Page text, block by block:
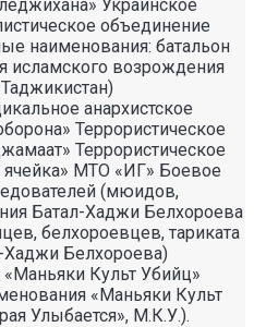
Украинское
объединение
наименования: батальон
исламского возрождения
анархистское
Террористическое
Террористическое
МТО «ИГ» Боевое
(мюидов,
Батал-Хаджи Белхороева
белхороевцев, тариката
Хаджи Белхороева)
Культ Убийц»
«Маньяки Культ
Улыбается», М.К.У.).